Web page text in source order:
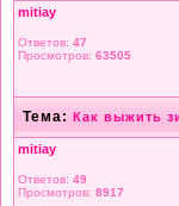
mitiay
Ответов: 47
Просмотров: 63505
Тема: Как выжить
mitiay
Ответов: 49
Просмотров: 8917